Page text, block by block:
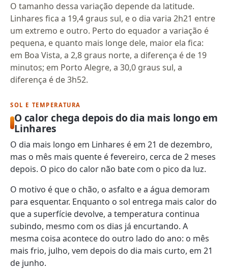
O tamanho dessa variação depende da latitude.
Linhares fica a 19,4 graus sul, e o dia varia 2h21 entre
um extremo e outro. Perto do equador a variação é
pequena, e quanto mais longe dele, maior ela fica:
em Boa Vista, a 2,8 graus norte, a diferença é de 19
minutos; em Porto Alegre, a 30,0 graus sul, a
diferença é de 3h52.
SOL E TEMPERATURA
O calor chega depois do dia mais longo em
Linhares
O dia mais longo em Linhares é em 21 de dezembro,
mas o mês mais quente é fevereiro, cerca de 2 meses
depois. O pico do calor não bate com o pico da luz.
O motivo é que o chão, o asfalto e a água demoram
para esquentar. Enquanto o sol entrega mais calor do
que a superfície devolve, a temperatura continua
subindo, mesmo com os dias já encurtando. A
mesma coisa acontece do outro lado do ano: o mês
mais frio, julho, vem depois do dia mais curto, em 21
de junho.